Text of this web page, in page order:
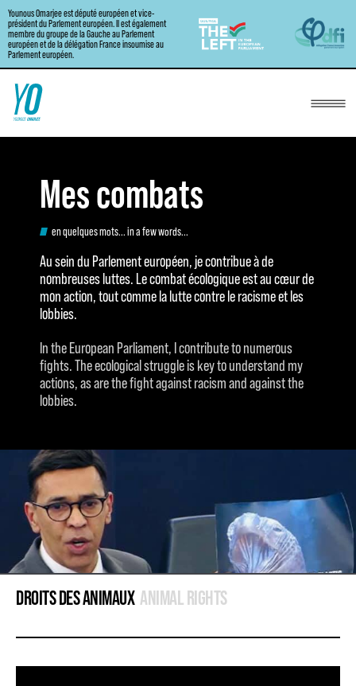
Aller
au
contenu
Younous Omarjee est député européen et vice-
président du Parlement européen. Il est également
membre du groupe de la Gauche au Parlement
européen et de la délégation France insoumise au
Parlement européen.
Mes combats
en quelques mots... in a few words...
Au sein du Parlement européen, je contribue à de
nombreuses luttes. Le combat écologique est au cœur de
mon action, tout comme la lutte contre le racisme et les
lobbies.
In the European Parliament, I contribute to numerous
fights. The ecological struggle is key to understand my
actions, as are the fight against racism and against the
lobbies.
DROITS DES ANIMAUX ANIMAL RIGHTS